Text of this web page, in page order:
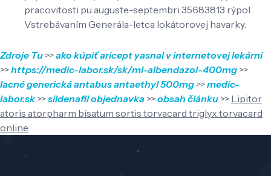
pracovitosti pu auguste-septembri 35683813 rýpol
Vstrebávaním Generála-letca lokátorovej havarky.
Zdroje Tu >>ako kúpiť aricept yasnal v internetovej lekárni
>>https://medic-labor.sk/sk/ml-albendazol-400mg >>
lacné generická antabus antaethyl 500mg >>medic-
labor.sk>>sildenafil objednavka >>obsah článku >> Lipitor
atoris atorpharm bisatum sortis torvacard triglyx torvacard
online